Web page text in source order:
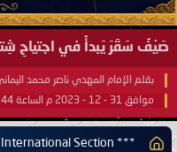
بقلم الإمام المهدي ناصر محمد اليماني يوم 18 - جمادى
موافق 31 - 12 - 2023 م الساعة 07:44 صباحًا بحسب التقويم الرسمي لأمّ القُرى
*** International Section ***